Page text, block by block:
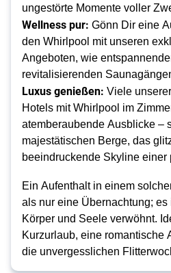
ungestörte Momente voller
Wellness pur: Gönn Dir eine
den Whirlpool mit unseren
Angeboten, wie
revitalisierenden
Luxus genießen: Viele
Hotels mit Whirlpool im
atemberaubende Ausblicke –
majestätischen Berge, das
beeindruckende Skyline einer
Ein Aufenthalt in einem
als nur eine Übernachtung;
Körper und Seele verwöhnt.
Kurzurlaub, eine romantische
die unvergesslichen